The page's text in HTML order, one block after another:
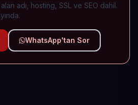
alan adı, hosting, SSL ve SEO dahil.
WhatsApp'tan Sor